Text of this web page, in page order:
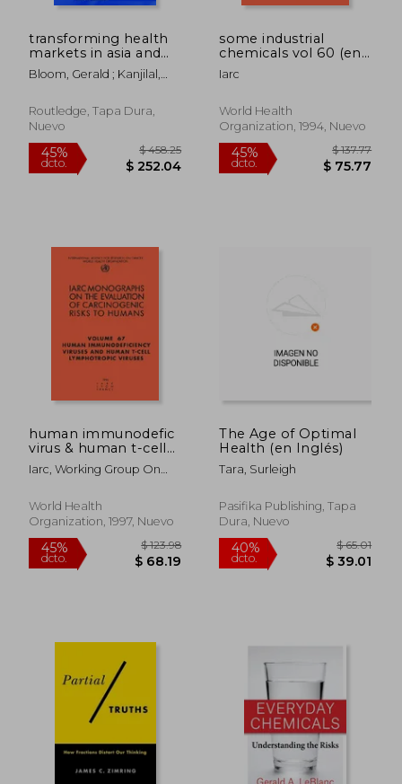
45% 45%
40%
dcto.
$ 85.89 45%
dcto.
transforming health
markets in asia and
africa (en Inglés)
Bloom, Gerald ; Kanjilal,
Routledge, Tapa Dura,
Nuevo
some industrial
chemicals vol 60 (en
Inglés)
Iarc
World Health
Organization, 1994, Nuevo
human immunodefic
virus & human t-cells
lymphotropic: (en
Inglés)
Iarc, Working Group On
World Health
Organization, 1997, Nuevo
The Age of Optimal
Health (en Inglés)
Tara, Surleigh
Pasifika Publishing, Tapa
Dura, Nuevo